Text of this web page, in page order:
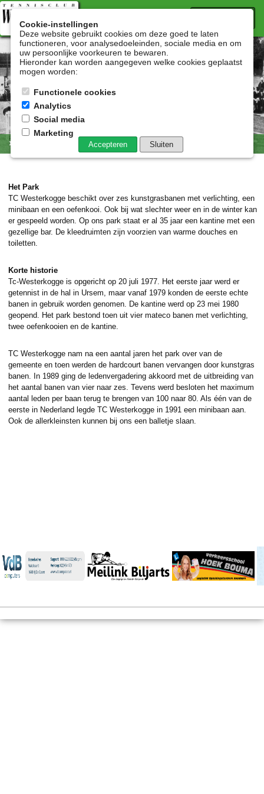
» Het Tennispark
Het Park
TC Westerkogge beschikt over zes kunstgrasbanen met verlichting, een
minibaan en een oefenkooi. Ook bij wat slechter weer en in de winter kan
er gespeeld worden. Op ons park staat er al 35 jaar een kantine met een
gezellige bar. De kleedruimten zijn voorzien van warme douches en
toiletten.
Korte historie
Tc-Westerkogge is opgericht op 20 juli 1977. Het eerste jaar werd er
getennist in de hal in Ursem, maar vanaf 1979 konden de eerste echte
banen in gebruik worden genomen. De kantine werd op 23 mei 1980
geopend. Het park bestond toen uit vier mateco banen met verlichting,
twee oefenkooien en de kantine.
TC Westerkogge nam na een aantal jaren het park over van de
gemeente en toen werden de hardcourt banen vervangen door kunstgras
banen. In 1989 ging de ledenvergadering akkoord met de uitbreiding van
het aantal banen van vier naar zes. Tevens werd besloten het maximum
aantal leden per baan terug te brengen van 100 naar 80. Als één van de
eerste in Nederland legde TC Westerkogge in 1991 een minibaan aan.
Ook de allerkleinsten kunnen bij ons een balletje slaan.
Cookie-instellingen
Deze website gebruikt cookies om deze goed te laten
functioneren, voor analysedoeleinden, sociale media en om
uw persoonlijke voorkeuren te bewaren.
Hieronder kan worden aangegeven welke cookies geplaatst
mogen worden:
Functionele cookies
Analytics
Social media
Marketing
Accepteren Sluiten